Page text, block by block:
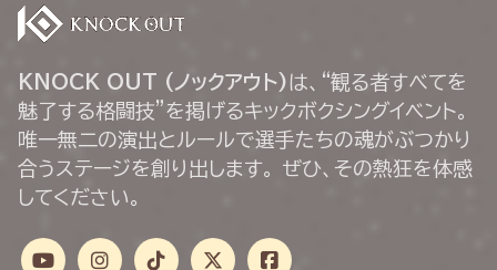
KNOCK OUT (ノックアウト) は、“観る者すべてを
魅了する格闘技”を掲げるキックボクシングイベント。
唯一無二の演出とルールで選手たちの魂がぶつかり
合うステージを創り出します。 ぜひ、その熱狂を体感
してください。